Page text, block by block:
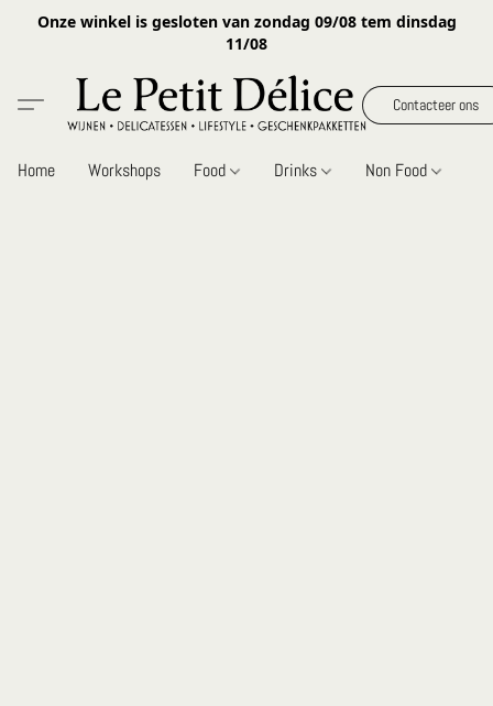
Onze winkel is gesloten van zondag 09/08 tem dinsdag
11/08
Contacteer ons
Home Workshops Food Drinks Non Food